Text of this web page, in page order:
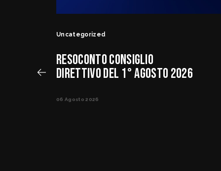
Uncategorized
RESOCONTO CONSIGLIO
DIRETTIVO DEL 1° AGOSTO 2026
06 Agosto 2026